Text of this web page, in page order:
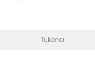
Tükendi